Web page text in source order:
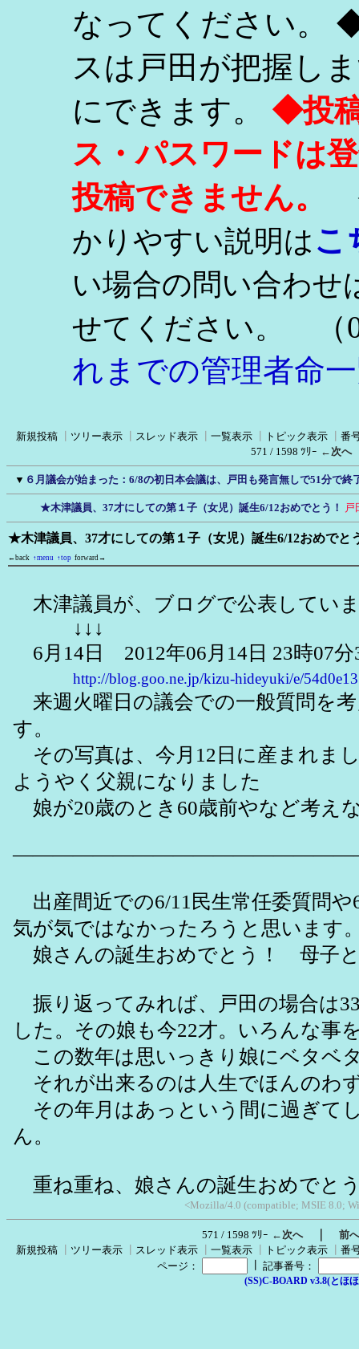
なってください。
スは戸田が把握し
にできます。 ◆投
ス・パスワードは
投稿できません。
かりやすい説明はこ
い場合の問い合わせ
せてください。
（
れまでの管理者命
新規投稿 ツリー表示 スレッド表示 一覧表示 トピック表示
番
571 / 1598 ﾂﾘｰ ←次へ
▼ ６月議会が始まった：6/8の初日本会議は、戸田も発言無しで51分で終
★木津議員、37才にしての第１子（女児）誕生6/12おめでとう！ 戸
★木津議員、37才にしての第１子（女児）誕生6/12おめでと
←back ↑menu ↑top forward→
木津議員が、ブログで公表してい
↓↓↓
6月14日 2012年06月14日 23時07分
http://blog.goo.ne.jp/kizu-hideyuki/e/
来週火曜日の議会での一般質問を
す。
その写真は、今月12日に産まれま
ようやく父親になりました
娘が20歳のとき60歳前やなど考え
出産間近での6/11民生常任委質問や
気が気ではなかったろうと思います
娘さんの誕生おめでとう！ 母子
振り返ってみれば、戸田の場合は
した。その娘も今22才。いろんな事
この数年は思いっきり娘にベタベ
それが出来るのは人生でほんのわ
その年月はあっという間に過ぎて
ん。
重ね重ね、娘さんの誕生おめでと
<Mozilla/4.0 (compatible; MSIE 8.0;
571 / 1598 ﾂﾘｰ ←次へ｜ 前
新規投稿
ツリー表示 スレッド表示 一覧表示 トピック表示
番
ページ：
記事番号：
(SS)C-BOARD v3.8(とほ